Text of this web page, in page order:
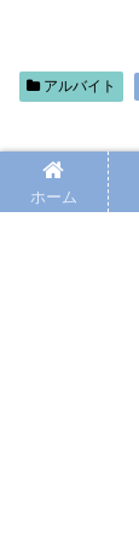
アルバイト
ホーム